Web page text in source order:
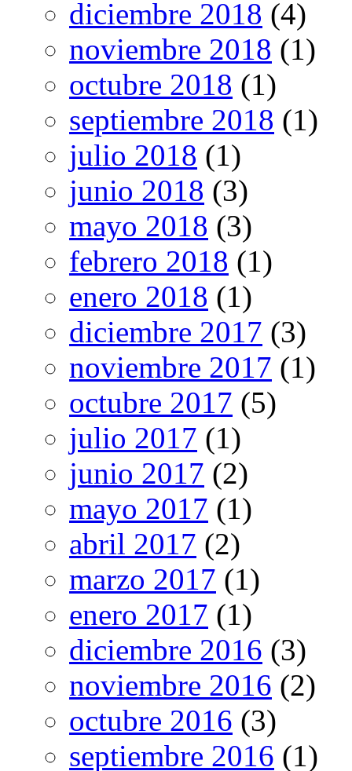
diciembre 2018 (4)
noviembre 2018 (1)
octubre 2018 (1)
septiembre 2018 (1)
julio 2018 (1)
junio 2018 (3)
mayo 2018 (3)
febrero 2018 (1)
enero 2018 (1)
diciembre 2017 (3)
noviembre 2017 (1)
octubre 2017 (5)
julio 2017 (1)
junio 2017 (2)
mayo 2017 (1)
abril 2017 (2)
marzo 2017 (1)
enero 2017 (1)
diciembre 2016 (3)
noviembre 2016 (2)
octubre 2016 (3)
septiembre 2016 (1)